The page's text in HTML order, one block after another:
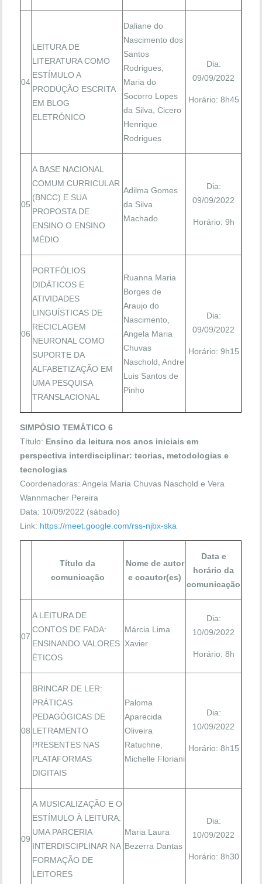
04
LEITURA DE
LITERATURA COMO
ESTÍMULO A
PRODUÇÃO ESCRITA
EM BLOG
ELETRÓNICO
Daliane do
Nascimento dos
Santos
Rodrigues,
Maria do
Socorro Lopes
da Silva, Cicero
Henrique
Rodrigues
Dia:
09/09/2022
Horário: 8h45
05
A BASE NACIONAL
COMUM CURRICULAR
(BNCC) E SUA
PROPOSTA DE
ENSINO O ENSINO
MÉDIO
Adilma Gomes
da Silva
Machado
Dia:
09/09/2022
Horário: 9h
06
PORTFÓLIOS
DIDÁTICOS E
ATIVIDADES
LINGUÍSTICAS DE
RECICLAGEM
NEURONAL COMO
SUPORTE DA
ALFABETIZAÇÃO EM
UMA PESQUISA
TRANSLACIONAL
Ruanna Maria
Borges de
Araujo do
Nascimento,
Angela Maria
Chuvas
Naschold, Andre
Luis Santos de
Pinho
Dia:
09/09/2022
Horário: 9h15
SIMPÓSIO TEMÁTICO 6
Título: Ensino da leitura nos anos iniciais em
perspectiva interdisciplinar: teorias, metodologias e
tecnologias
Coordenadoras: Angela Maria Chuvas Naschold e Vera
Wannmacher Pereira
Data: 10/09/2022 (sábado)
Link: https://meet.google.com/rss-njbx-ska
Título da
comunicação
Nome de autor
e coautor(es)
Data e
horário da
comunicação
07
A LEITURA DE
CONTOS DE FADA:
ENSINANDO VALORES
ÉTICOS
Márcia Lima
Xavier
Dia:
10/09/2022
Horário: 8h
08
BRINCAR DE LER:
PRÁTICAS
PEDAGÓGICAS DE
LETRAMENTO
PRESENTES NAS
PLATAFORMAS
DIGITAIS
Paloma
Aparecida
Oliveira
Ratuchne,
Michelle Floriani
Dia:
10/09/2022
Horário: 8h15
09
A MUSICALIZAÇÃO E O
ESTÍMULO À LEITURA:
UMA PARCERIA
INTERDISCIPLINAR NA
FORMAÇÃO DE
LEITORES
Maria Laura
Bezerra Dantas
Dia:
10/09/2022
Horário: 8h30